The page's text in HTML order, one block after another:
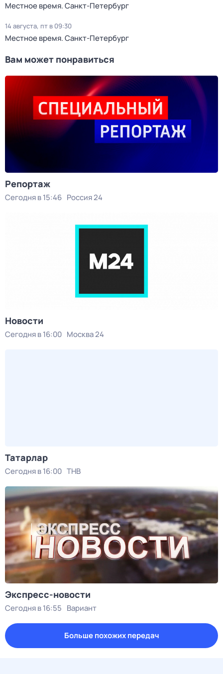
Местное время. Санкт-Петербург
14 августа, пт в 09:30
Местное время. Санкт-Петербург
Вам может понравиться
Репортаж
Сегодня в 15:46 Россия 24
Новости
Сегодня в 16:00 Москва 24
Татарлар
Сегодня в 16:00 ТНВ
Экспресс-новости
Сегодня в 16:55 Вариант
Больше похожих передач